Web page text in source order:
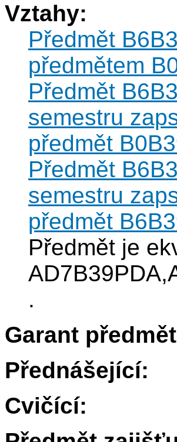
Vztahy:
Předmět
předmětem
Předmět
semestru
předmět
Předmět
semestru
předmět
Předmět je
.
Garant
Přednášející:
Cvičící: